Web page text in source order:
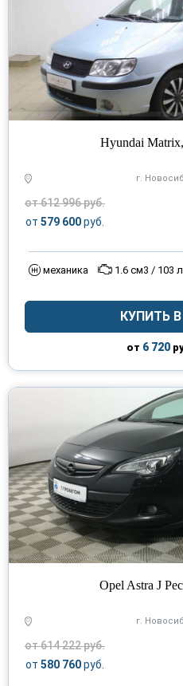
Hyundai
г.
от 612 996 руб.
от 579 600руб.
механика 1.6 см3 / 103
КУПИТЬ
от 6 720
Opel Astra J
г.
от 614 222 руб.
от 580 760руб.